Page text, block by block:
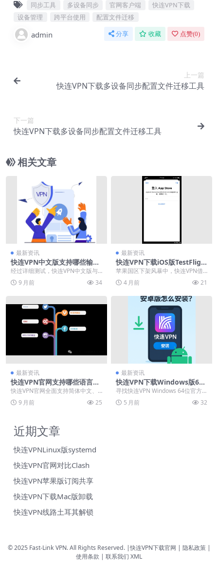
同步工具 多设备同步 官网客户端
快连VPN下载
设备管理
跨平台使用 配置文件迁移
admin 分享 收藏 点赞(0)
上一篇
快连VPN下载多设备同步配置文件迁移工具
下一篇
快连VPN下载多设备同步配置文件迁移工具
相关文章
最新资讯
快连VPN中文版支持哪些输入
法？搜狗/百度/讯飞兼容性测
试
经过详细测试，快连VPN中文版与
搜狗、百度、讯飞输入法完全兼
容，连接后输入流畅无...
9 月前 34
最新资讯
快连VPN下载iOS版TestFligh
t
苹果国区下架风暴中，快连VPN借T
estFlight官方通道把iOS中文版秒装
门...4 月前 21
最新资讯
快连VPN官网支持哪些语言？
2025年国际版与中文版对比
快连VPN官网全面支持简体中文、
英文等十多种语言，提供国际版与
中文版下载，满足不...
9 月前 25
最新资讯
快连VPN下载Windows版64
位桌面客户端官方安装包
寻找快连VPN Windows 64位官方
桌面客户端？最可靠的方式是直接
访问其官...
5 月前 32
近期文章
快连VPNLinux版systemd
快连VPN官网对比Clash
快连VPN苹果版订阅共享
快连VPN下载Mac版卸载
快连VPN线路土耳其解锁
© 2025 Fast-Link VPN. All Rights Reserved. |快连VPN下载官网 | 隐私政策 |
使用条款 | 联系我们 XML